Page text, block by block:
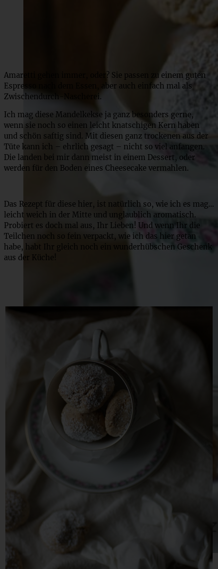
Amaretti gehen immer, oder? Sie passen zu einem guten
Espresso nach dem Essen, aber auch einfach mal als
Zwischendurch-Nascherei.
Ich mag diese Mandelkekse ja ganz besonders gerne,
wenn sie noch so einen leicht knatschigen Kern haben
und schön saftig sind. Mit diesen ganz trockenen aus der
Tüte kann ich – ehrlich gesagt – nicht so viel anfangen.
Die landen bei mir dann meist in einem Dessert, oder
werden für den Boden eines Cheesecake vermahlen.
Das Rezept für diese hier, ist natürlich so, wie ich es mag…
leicht weich in der Mitte und unglaublich aromatisch.
Probiert es doch mal aus, Ihr Lieben! Und wenn Ihr die
Teilchen noch so fein verpackt, wie ich das hier getan
habe, habt Ihr gleich noch ein wunderhübschen Geschenk
aus der Küche!